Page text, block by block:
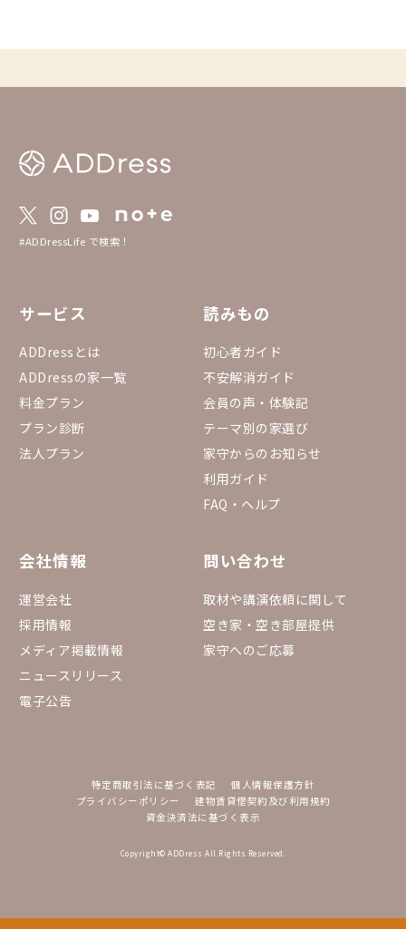
し、シーンや気分に
#ADDressLife で検索！
サービス
ADDressとは
ADDressの家一覧
料金プラン
プラン診断
法人プラン
読みもの
初心者ガイド
不安解消ガイド
会員の声・体験記
テーマ別の家選び
家守からのお知らせ
利用ガイド
FAQ・ヘルプ
会社情報
運営会社
採用情報
メディア掲載情報
ニュースリリース
電子公告
問い合わせ
取材や講演依頼に関して
空き家・空き部屋提供
家守へのご応募
特定商取引法に基づく表記
個人情報保護方針
プライバシーポリシー
建物賃貸借契約及び利用規約
資金決済法に基づく表示
Copyright© ADDress All Rights Reserved.